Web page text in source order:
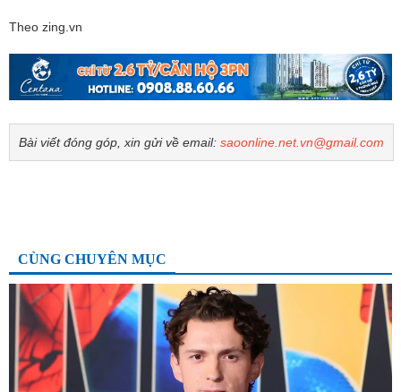
Theo zing.vn
Bài viết đóng góp, xin gửi về email: saoonline.net.vn@gmail.com
CÙNG CHUYÊN MỤC